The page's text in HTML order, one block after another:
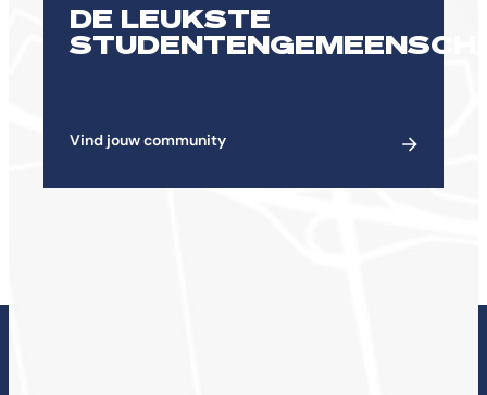
DE LEUKSTE
Vind jouw community